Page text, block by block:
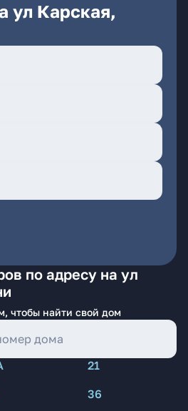
ул Карская,
по адресу на ул
чтобы найти свой дом
21
36